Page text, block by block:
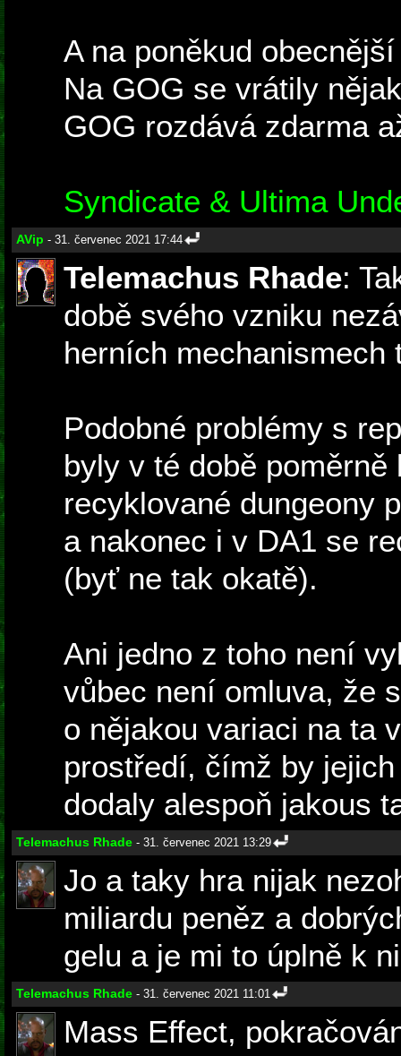
A na poněkud
Na GOG se vrátily
GOG rozdává zdarma
Syndicate & Ultima
AVip - 31. červenec 2021 17:44
Telemachus Rhade:
době svého vzniku
herních mechanismech
Podobné problémy s
byly v té době
recyklované dungeony
a nakonec i v DA1 se
(byť ne tak okatě).
Ani jedno z toho není
vůbec není omluva, že
o nějakou variaci na ta
prostředí, čímž by
dodaly alespoň jakous
Telemachus Rhade - 31. červenec 2021 13:29
Jo a taky hra nijak
miliardu peněz a
gelu a je mi to úplně k
Telemachus Rhade - 31. červenec 2021 11:01
Mass Effect,